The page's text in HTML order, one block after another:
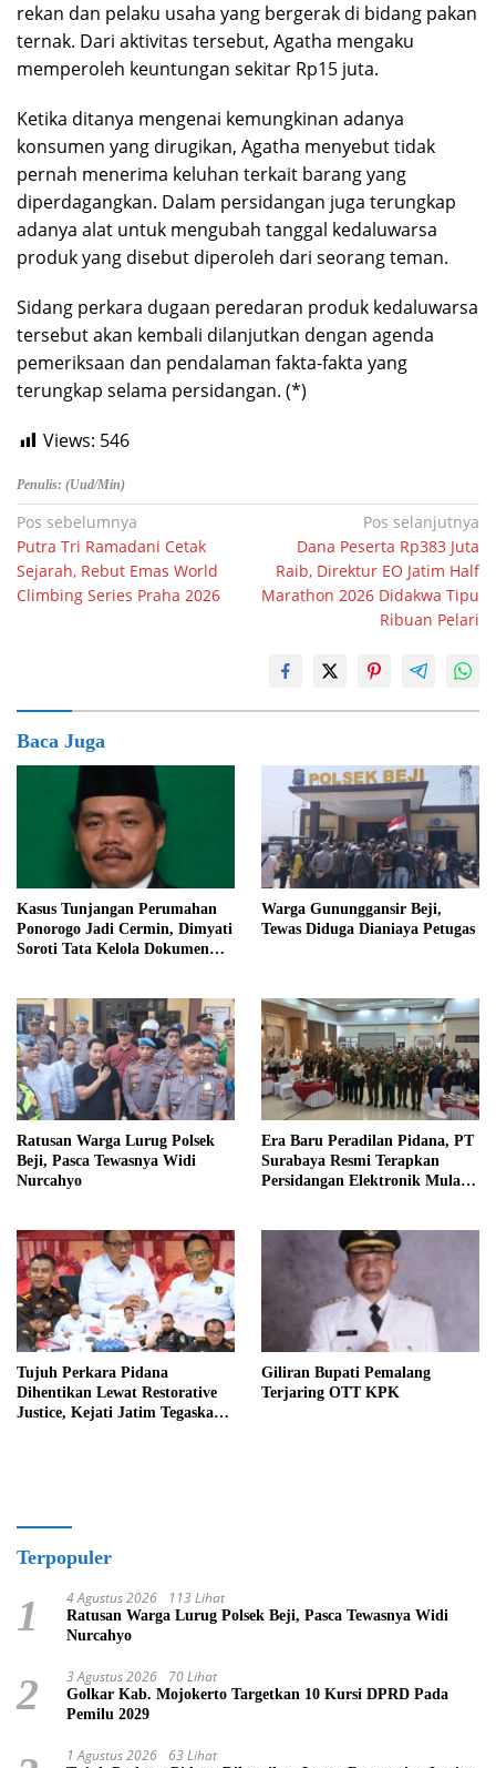
rekan dan pelaku usaha yang bergerak di bidang pakan
ternak. Dari aktivitas tersebut, Agatha mengaku
memperoleh keuntungan sekitar Rp15 juta.
Ketika ditanya mengenai kemungkinan adanya
konsumen yang dirugikan, Agatha menyebut tidak
pernah menerima keluhan terkait barang yang
diperdagangkan. Dalam persidangan juga terungkap
adanya alat untuk mengubah tanggal kedaluwarsa
produk yang disebut diperoleh dari seorang teman.
Sidang perkara dugaan peredaran produk kedaluwarsa
tersebut akan kembali dilanjutkan dengan agenda
pemeriksaan dan pendalaman fakta-fakta yang
terungkap selama persidangan. (*)
Views: 546
Penulis: (uud/min)
Navigasi
pos
Pos sebelumnya
Putra Tri Ramadani Cetak
Sejarah, Rebut Emas World
Climbing Series Praha 2026
Pos selanjutnya
Dana Peserta Rp383 Juta
Raib, Direktur EO Jatim Half
Marathon 2026 Didakwa Tipu
Ribuan Pelari
Baca Juga
Kasus Tunjangan Perumahan
Ponorogo Jadi Cermin, Dimyati
Soroti Tata Kelola Dokumen
Warga Gununggansir Beji,
Tewas Diduga Dianiaya Petugas
Ratusan Warga Lurug Polsek
Beji, Pasca Tewasnya Widi
Nurcahyo
Era Baru Peradilan Pidana, PT
Surabaya Resmi Terapkan
Persidangan Elektronik Mulai 1
Tujuh Perkara Pidana
Dihentikan Lewat Restorative
Justice, Kejati Jatim Tegaskan
Giliran Bupati Pemalang
Terjaring OTT KPK
Terpopuler
1 4 Agustus 2026 113 Lihat
Ratusan Warga Lurug Polsek Beji, Pasca Tewasnya Widi
Nurcahyo
2 3 Agustus 2026 70 Lihat
Golkar Kab. Mojokerto Targetkan 10 Kursi DPRD Pada
Pemilu 2029
1 Agustus 2026 63 Lihat